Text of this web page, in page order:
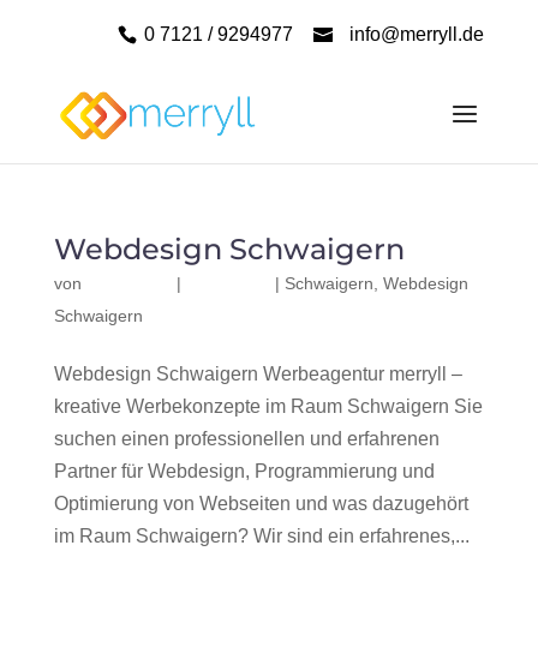
0 7121 / 9294977 info@merryll.de
Webdesign Schwaigern
von | | Schwaigern Webdesign
Schwaigern
Webdesign Schwaigern Werbeagentur merryll –
kreative Werbekonzepte im Raum Schwaigern Sie
suchen einen professionellen und erfahrenen
Partner für Webdesign, Programmierung und
Optimierung von Webseiten und was dazugehört
im Raum Schwaigern? Wir sind ein erfahrenes,...